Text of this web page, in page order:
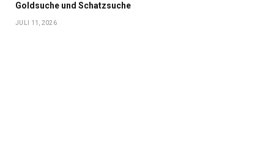
Goldsuche und Schatzsuche
JULI 11, 2026